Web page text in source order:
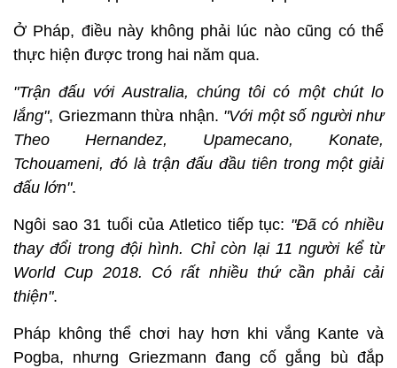
Ở Pháp, điều này không phải lúc nào cũng có thể
thực hiện được trong hai năm qua.
"Trận đấu với Australia, chúng tôi có một chút lo
lắng", Griezmann thừa nhận. "Với một số người như
Theo Hernandez, Upamecano, Konate,
Tchouameni, đó là trận đấu đầu tiên trong một giải
đấu lớn".
Ngôi sao 31 tuổi của Atletico tiếp tục: "Đã có nhiều
thay đổi trong đội hình. Chỉ còn lại 11 người kể từ
World Cup 2018. Có rất nhiều thứ cần phải cải
thiện".
Pháp không thể chơi hay hơn khi vắng Kante và
Pogba, nhưng Griezmann đang cố gắng bù đắp